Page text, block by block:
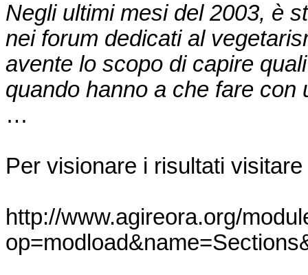
Negli ultimi mesi del 2003, è
nei forum dedicati al
avente lo scopo di capire
quando hanno a che fare
…
Per visionare i risultati
http://www.agireora.org/